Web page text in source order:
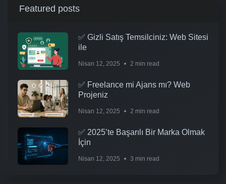
Featured posts
✅ Gizli Satış Temsilciniz: Web Sitesi
ile
Nisan 12, 2025 2 min read
✅ Freelance mi Ajans mı? Web
Projeniz
Nisan 12, 2025 2 min read
✅ 2025’te Başarılı Bir Marka Olmak
İçin
Nisan 12, 2025 3 min read